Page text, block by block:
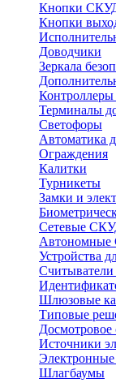
Кнопки
Кнопки
Доводчики
Зеркала
Терминалы
Светофоры
Автоматика
Ограждения
Калитки
Турникеты
Замки и
Сетевые
Устройства
Шлюзовые
Типовые
Досмотровое
Источники
Электронные
Шлагбаумы